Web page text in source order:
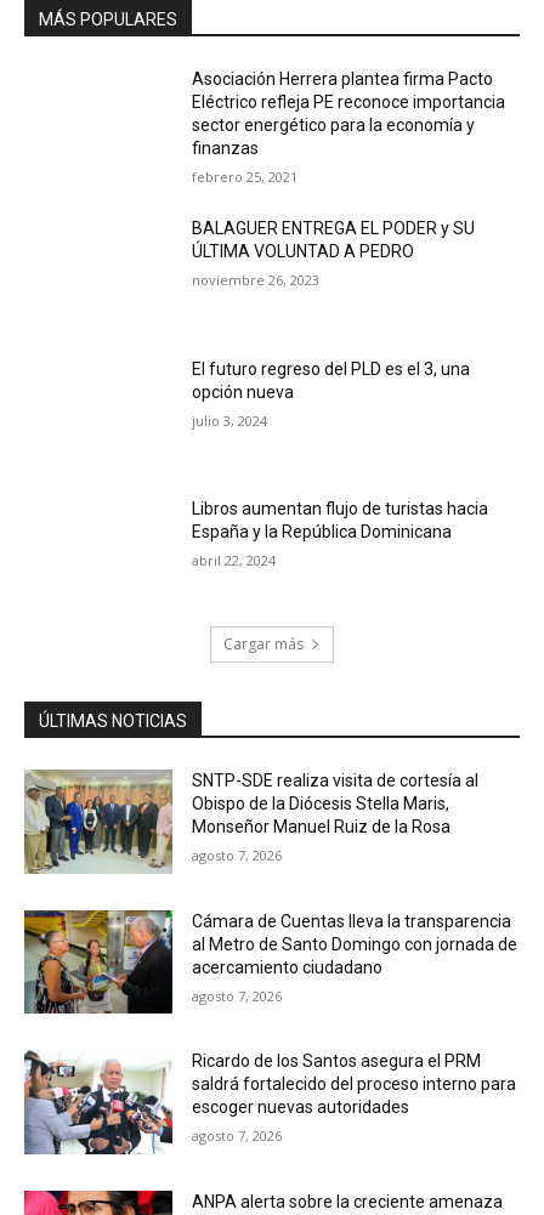
MÁS POPULARES
Asociación Herrera plantea firma Pacto
Eléctrico refleja PE reconoce importancia
sector energético para la economía y
finanzas
febrero 25, 2021
BALAGUER ENTREGA EL PODER y SU
ÚLTIMA VOLUNTAD A PEDRO
noviembre 26, 2023
El futuro regreso del PLD es el 3, una
opción nueva
julio 3, 2024
Libros aumentan flujo de turistas hacia
España y la República Dominicana
abril 22, 2024
Cargar más
ÚLTIMAS NOTICIAS
SNTP-SDE realiza visita de cortesía al
Obispo de la Diócesis Stella Maris,
Monseñor Manuel Ruiz de la Rosa
agosto 7, 2026
Cámara de Cuentas lleva la transparencia
al Metro de Santo Domingo con jornada de
acercamiento ciudadano
agosto 7, 2026
Ricardo de los Santos asegura el PRM
saldrá fortalecido del proceso interno para
escoger nuevas autoridades
agosto 7, 2026
ANPA alerta sobre la creciente amenaza